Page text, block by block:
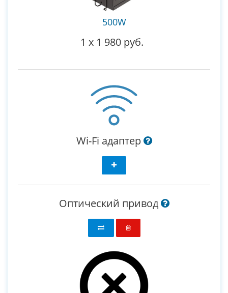
500W
1 x 1 980 руб.
Wi-Fi адаптер
Оптический привод